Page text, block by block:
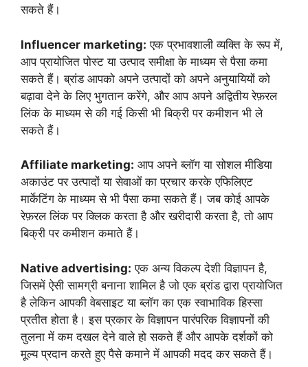
सकते हैं।
Influencer marketing: एक प्रभावशाली व्यक्ति के रूप में,
आप प्रायोजित पोस्ट या उत्पाद समीक्षा के माध्यम से पैसा कमा
सकते हैं। ब्रांड आपको अपने उत्पादों को अपने अनुयायियों को
बढ़ावा देने के लिए भुगतान करेंगे, और आप अपने अद्वितीय रेफ़रल
लिंक के माध्यम से की गई किसी भी बिक्री पर कमीशन भी ले
सकते हैं।
Affiliate marketing: आप अपने ब्लॉग या सोशल मीडिया
अकाउंट पर उत्पादों या सेवाओं का प्रचार करके एफिलिएट
मार्केटिंग के माध्यम से भी पैसा कमा सकते हैं। जब कोई आपके
रेफ़रल लिंक पर क्लिक करता है और खरीदारी करता है, तो आप
बिक्री पर कमीशन कमाते हैं।
Native advertising: एक अन्य विकल्प देशी विज्ञापन है,
जिसमें ऐसी सामग्री बनाना शामिल है जो एक ब्रांड द्वारा प्रायोजित
है लेकिन आपकी वेबसाइट या ब्लॉग का एक स्वाभाविक हिस्सा
प्रतीत होता है। इस प्रकार के विज्ञापन पारंपरिक विज्ञापनों की
तुलना में कम दखल देने वाले हो सकते हैं और आपके दर्शकों को
मूल्य प्रदान करते हुए पैसे कमाने में आपकी मदद कर सकते हैं।